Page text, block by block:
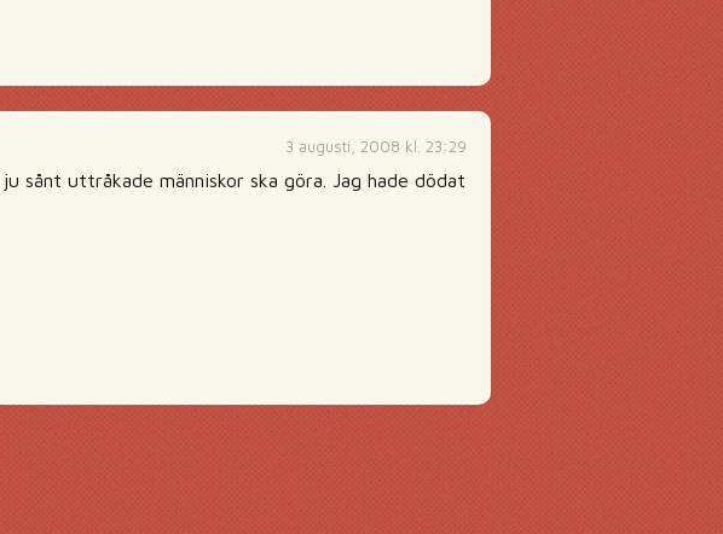
3 augusti, 2008 kl. 23:29
uttråkade människor ska göra. Jag hade dödat